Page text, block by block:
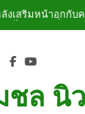
งเสริมหน้าอกกับ
ะเป๋า ทิ้งริมทางรถ
ขณะเตรียมบินกลับ
บ ห้องประชุม–ห้อง
ย.หนีตายขึ้นโรงพั
ชล นิ